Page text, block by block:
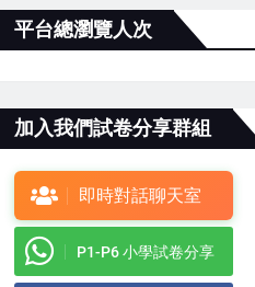
平台總瀏覽人次
加入我們試卷分享群組
即時對話聊天室
P1-P6 小學試卷分享